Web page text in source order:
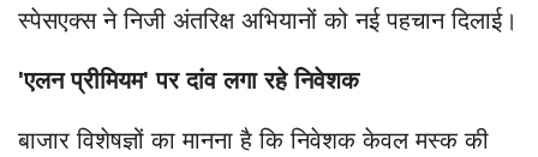
स्पेसएक्स ने निजी अंतरिक्ष अभियानों को नई पहचान दिलाई।
'एलन प्रीमियम' पर दांव लगा रहे निवेशक
बाजार विशेषज्ञों का मानना है कि निवेशक केवल मस्क की